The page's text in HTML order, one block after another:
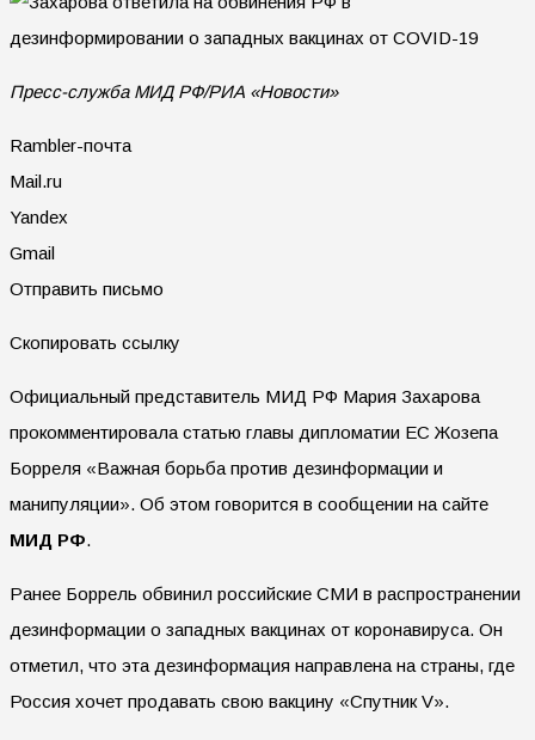
Пресс-служба МИД РФ/РИА «Новости»
Rambler-почта
Mail.ru
Yandex
Gmail
Отправить письмо
Скопировать ссылку
Официальный представитель МИД РФ Мария Захарова
прокомментировала статью главы дипломатии ЕС Жозепа
Борреля «Важная борьба против дезинформации и
манипуляции». Об этом говорится в сообщении на сайте
МИД РФ.
Ранее Боррель обвинил российские СМИ в распространении
дезинформации о западных вакцинах от коронавируса. Он
отметил, что эта дезинформация направлена на страны, где
Россия хочет продавать свою вакцину «Спутник V».